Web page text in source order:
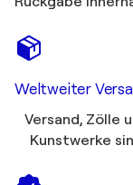
Weltweiter
Versand, Zölle
Kunstwerke